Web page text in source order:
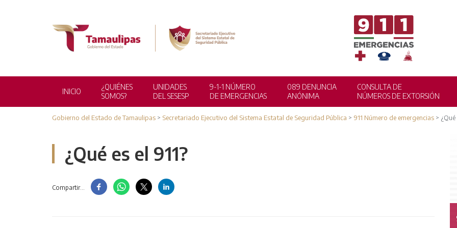
INICIO
¿QUIÉNES
SOMOS?
UNIDADES
DEL SESESP
9-1-1 NÚMERO
DE EMERGENCIAS
089 DENUNCIA
ANÓNIMA
CONSULTA DE
NÚMEROS DE EXTORSIÓN
Gobierno del Estado de Tamaulipas > Secretariado Ejecutivo del Sistema Estatal de Seguridad Pública > 911 Número de emergencias > ¿Qué
¿Qué es el 911?
Compartir...